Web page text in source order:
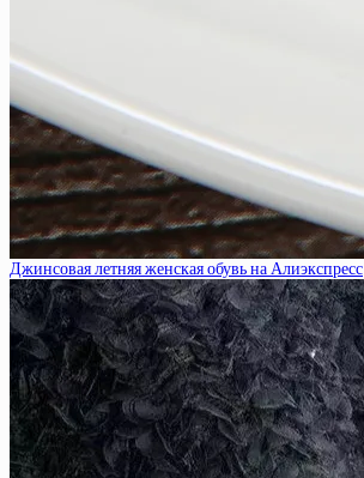
Джинсовая летняя женская обувь на Алиэкспресс